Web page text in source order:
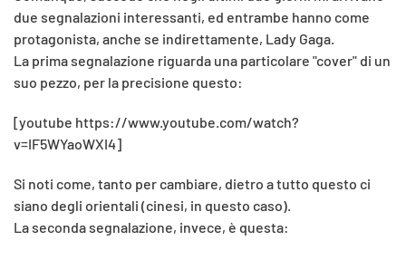
due segnalazioni interessanti, ed entrambe hanno come
protagonista, anche se indirettamente, Lady Gaga.
La prima segnalazione riguarda una particolare "cover" di un
suo pezzo, per la precisione questo:
[youtube https://www.youtube.com/watch?
v=IF5WYaoWXI4]
Si noti come, tanto per cambiare, dietro a tutto questo ci
siano degli orientali (cinesi, in questo caso).
La seconda segnalazione, invece, è questa: